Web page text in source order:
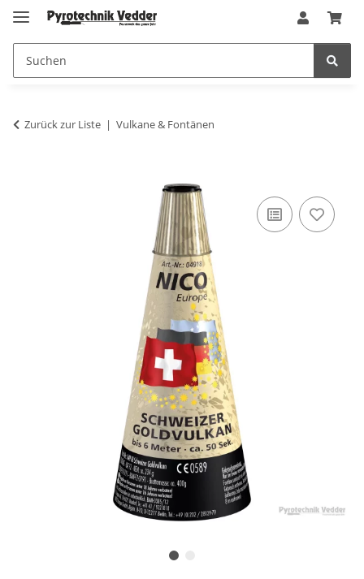
Zurück zur Liste Vulkane & Fontänen